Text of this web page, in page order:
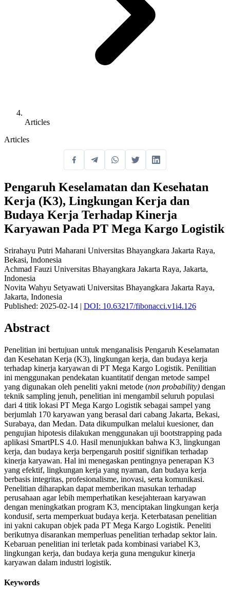
Articles
Articles
Pengaruh Keselamatan dan Kesehatan
Kerja (K3), Lingkungan Kerja dan
Budaya Kerja Terhadap Kinerja
Karyawan Pada PT Mega Kargo Logistik
Srirahayu Putri Maharani Universitas Bhayangkara Jakarta Raya,
Bekasi, Indonesia
Achmad Fauzi Universitas Bhayangkara Jakarta Raya, Jakarta,
Indonesia
Novita Wahyu Setyawati Universitas Bhayangkara Jakarta Raya,
Jakarta, Indonesia
Published: 2025-02-14 | DOI: 10.63217/fibonacci.v1i4.126
Abstract
Penelitian ini bertujuan untuk menganalisis Pengaruh Keselamatan
dan Kesehatan Kerja (K3), lingkungan kerja, dan budaya kerja
terhadap kinerja karyawan di PT Mega Kargo Logistik. Penilitian
ini menggunakan pendekatan kuantitatif dengan metode sampel
yang digunakan oleh peneliti yakni metode (non probability) dengan
teknik sampling jenuh, penelitian ini mengambil seluruh populasi
dari 4 titik lokasi PT Mega Kargo Logistik sebagai sampel yang
berjumlah 170 karyawan yang berasal dari cabang Jakarta, Bekasi,
Surabaya, dan Medan. Data dikumpulkan melalui kuesioner, dan
pengujian hipotesis dilakukan menggunakan uji bootstrapping pada
aplikasi SmartPLS 4.0. Hasil menunjukkan bahwa K3, lingkungan
kerja, dan budaya kerja berpengaruh positif signifikan terhadap
kinerja karyawan. Hal ini menegaskan pentingnya penerapan K3
yang efektif, lingkungan kerja yang nyaman, dan budaya kerja
berbasis integritas, profesionalisme, inovasi, serta komunikasi.
Penelitian diharapkan dapat memberikan masukan terhadap
perusahaan agar lebih memperhatikan kesejahteraan karyawan
dengan meningkatkan program K3, menciptakan lingkungan kerja
kondusif, serta memperkuat budaya kerja. Keterbatasan penelitian
ini yakni cakupan objek pada PT Mega Kargo Logistik. Peneliti
berikutnya disarankan memperluas penelitian terhadap sektor lain.
Kebaruan penelitian ini terletak pada kombinasi variabel K3,
lingkungan kerja, dan budaya kerja guna mengukur kinerja
karyawan dalam industri logistik.
Keywords